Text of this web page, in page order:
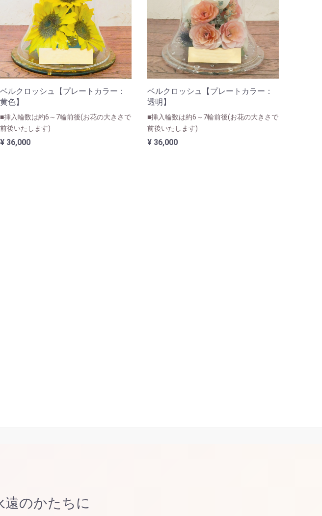
ベルクロッシュ【プレートカラー：
黄色】
■挿入輪数は約6～7輪前後(お花の大きさで
前後いたします)
¥ 36,000
ベルクロッシュ【プレートカラー：
透明】
■挿入輪数は約6～7輪前後(お花の大きさで
前後いたします)
¥ 36,000
遠のかたちに